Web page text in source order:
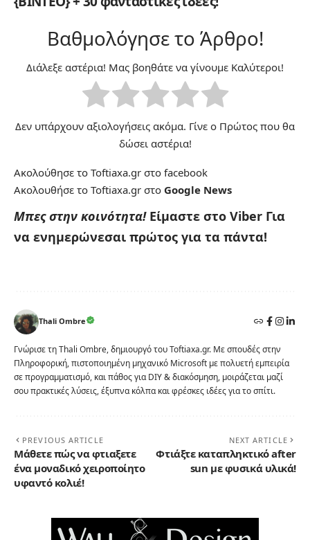
Βαθμολόγησε το Άρθρο!
Διάλεξε αστέρια! Μας βοηθάτε να γίνουμε Καλύτεροι!
Δεν υπάρχουν αξιολογήσεις ακόμα. Γίνε ο Πρώτος που θα
δώσει αστέρια!
Ακολούθησε το Toftiaxa.gr στο facebook
Ακολουθήσε το Toftiaxa.gr στο Google News
Μπες στην κοινότητα! Είμαστε στο Viber Για
να ενημερώνεσαι πρώτος για τα πάντα!
Thali Ombre
Γνώρισε τη Thali Ombre, δημιουργό του Toftiaxa.gr. Με σπουδές στην
Πληροφορική, πιστοποιημένη μηχανικό Microsoft με πολυετή εμπειρία
σε προγραμματισμό, και πάθος για DIY & διακόσμηση, μοιράζεται μαζί
σου πρακτικές λύσεις, έξυπνα κόλπα και φρέσκες ιδέες για το σπίτι.
PREVIOUS ARTICLE
Μάθετε πώς να φτιαξετε
ένα μοναδικό χειροποίητο
υφαντό κολιέ!
NEXT ARTICLE
Φτιάξτε καταπληκτικό after
sun με φυσικά υλικά!